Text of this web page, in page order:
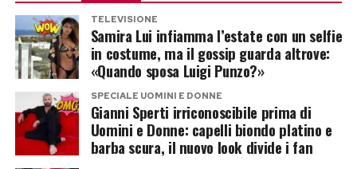
Post Views: 198
Tra le curiosità della sua vita c’è anche il
rapporto con l’alimentazione. Da anni Annalisa
segue una dieta quasi completamente
vegetariana.
Ha raccontato di aver progressivamente
eliminato la carne dopo essere cresciuta a
ma l’attenzione morbosa che ancora oggi si
concentra sull’orientamento sessuale delle
persone.
La cantante non sembra comprendere perché
una storia sentimentale debba trasformarsi in
terreno di scontro soltanto perché coinvolge
TELEVISIONE
Samira Lui infiamma l’estate con un selfie
in costume, ma il gossip guarda altrove:
«Quando sposa Luigi Punzo?»
SPECIALE UOMINI E DONNE
Gianni Sperti irriconoscibile prima di
Uomini e Donne: capelli biondo platino e
barba scura, il nuovo look divide i fan